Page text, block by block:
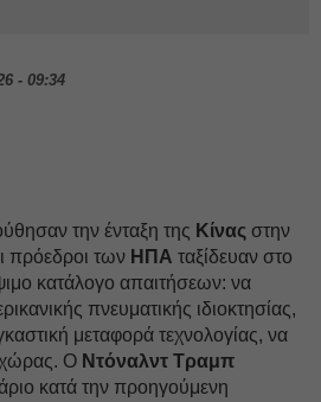
- 09:34
την ένταξη της Κίνας στην
πρόεδροι των ΗΠΑ ταξίδευαν στο
κατάλογο απαιτήσεων: να
πνευματικής ιδιοκτησίας,
μεταφορά τεχνολογίας, να
χώρας. Ο Ντόναλντ Τραμπ
κατά την προηγούμενη